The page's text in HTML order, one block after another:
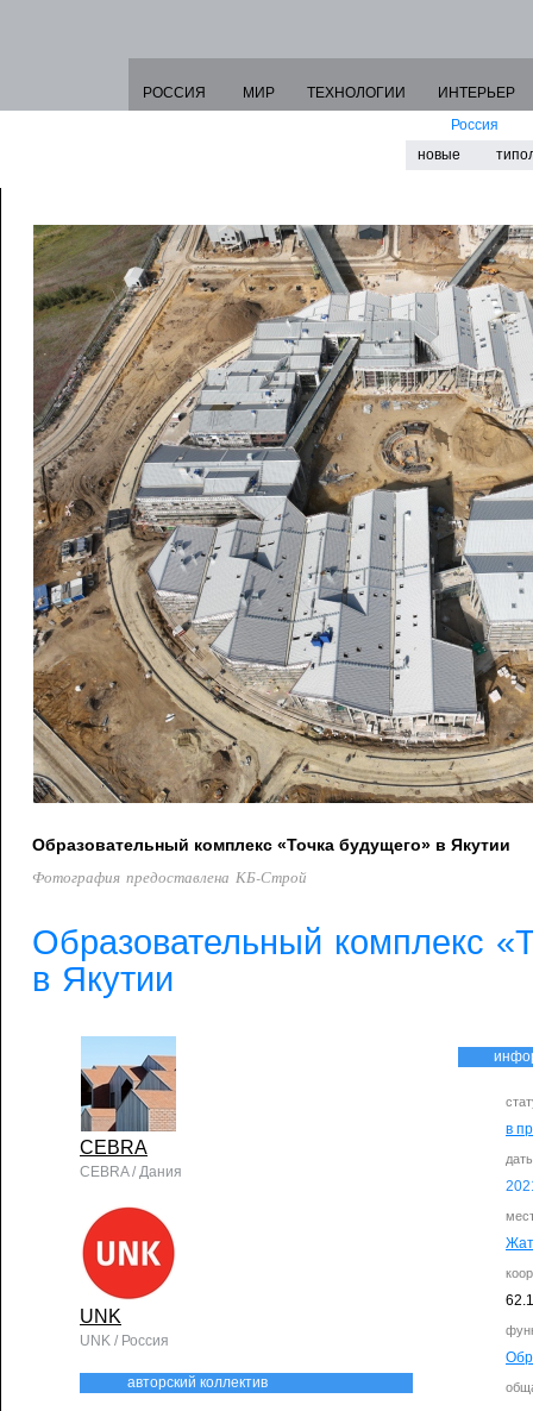
РОССИЯ МИР ТЕХНОЛОГИИ
ИНТЕРЬЕР
Россия
новые
Образовательный комплекс «Точка будущего» в Якутии
Фотография предоставлена КБ-Строй
Образовательный комплекс
в Якутии
в
CEBRA
CEBRA / Дания
UNK
UNK / Россия
авторский коллектив